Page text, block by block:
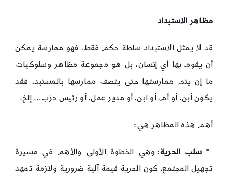
مظاهر الاستبداد
قد لا يمثل الاستبداد سلطة حكم فقط، فهو ممارسة يمكن
أن يقوم بها أي إنسان، بل هو مجموعة مظاهر وسلوكيات
ما إن يتم ممارستها حتى يتصف ممارسها بالمستبد، فقد
يكون أبن، أو أم، أو ابن، أو مدير عمل، أو رئيس حزب… إلخ.
أهم هذه المظاهر هي:
* سلب الحرية: وهي الخطوة الأولى والأهم في مسيرة
تجهيل المجتمع، كون الحرية قيمة آلية ضرورية ولازمة تمهد